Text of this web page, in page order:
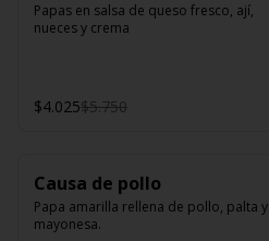
Papas en salsa de queso fresco, ají,
nueces y crema
$4.025$5.750
Causa de pollo
Papa amarilla rellena de pollo, palta y
mayonesa.